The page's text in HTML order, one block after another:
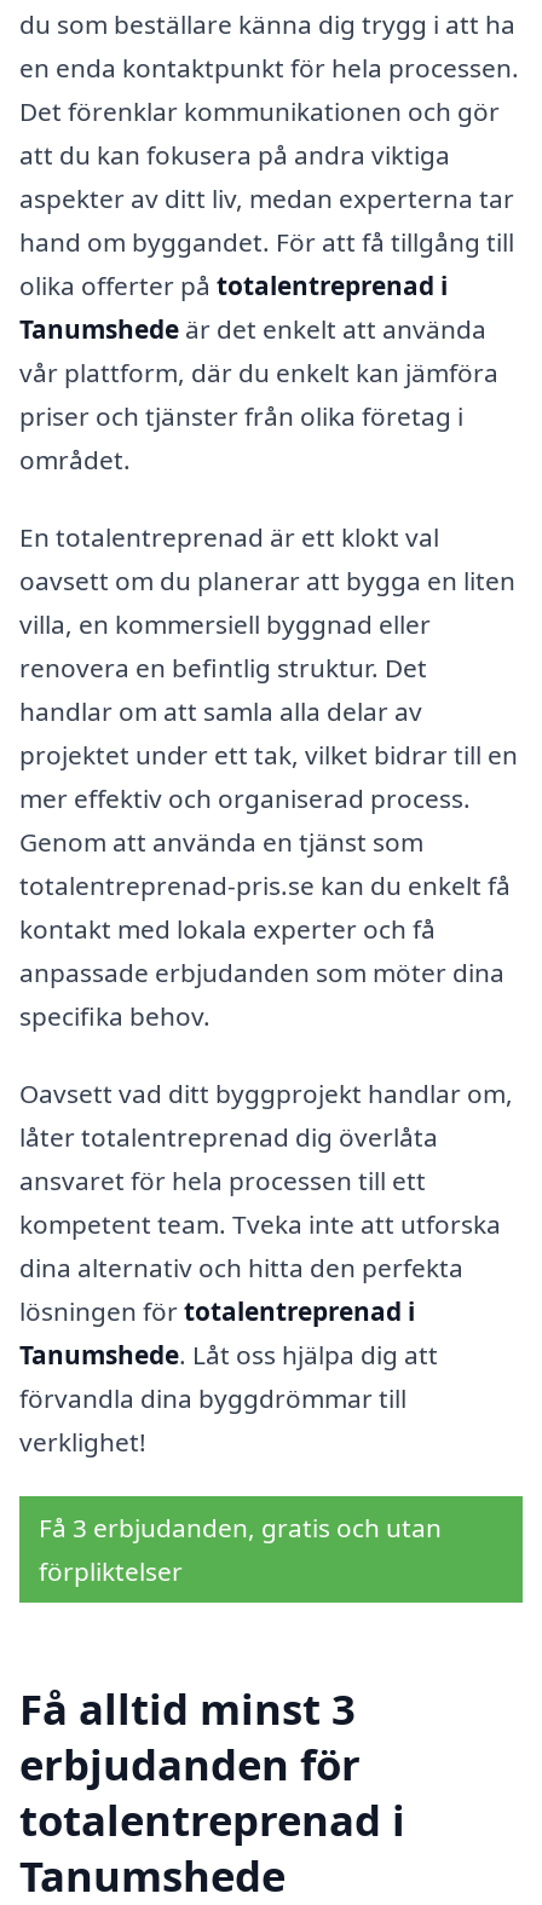
du som beställare känna dig trygg i att ha
en enda kontaktpunkt för hela processen.
Det förenklar kommunikationen och gör
att du kan fokusera på andra viktiga
aspekter av ditt liv, medan experterna tar
hand om byggandet. För att få tillgång till
olika offerter på totalentreprenad i
Tanumshede är det enkelt att använda
vår plattform, där du enkelt kan jämföra
priser och tjänster från olika företag i
området.
En totalentreprenad är ett klokt val
oavsett om du planerar att bygga en liten
villa, en kommersiell byggnad eller
renovera en befintlig struktur. Det
handlar om att samla alla delar av
projektet under ett tak, vilket bidrar till en
mer effektiv och organiserad process.
Genom att använda en tjänst som
totalentreprenad-pris.se kan du enkelt få
kontakt med lokala experter och få
anpassade erbjudanden som möter dina
specifika behov.
Oavsett vad ditt byggprojekt handlar om,
låter totalentreprenad dig överlåta
ansvaret för hela processen till ett
kompetent team. Tveka inte att utforska
dina alternativ och hitta den perfekta
lösningen förtotalentreprenad i
Tanumshede. Låt oss hjälpa dig att
förvandla dina byggdrömmar till
verklighet!
Få 3 erbjudanden, gratis och utan
förpliktelser
Få alltid minst 3
erbjudanden för
totalentreprenad i
Tanumshede